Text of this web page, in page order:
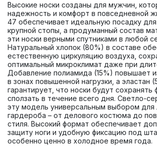
Высокие носки созданы для мужчин,
надежность и комфорт в повседневной
47 обеспечивает идеальную посадку
крупной стопы, а продуманный состав
эти носки верными спутниками в любой
Натуральный хлопок (80%) в составе
естественную циркуляцию воздуха,
оптимальный микроклимат даже при
Добавление полиамида (15%) повышает
в зонах повышенной нагрузки, а эластан
гарантирует, что носки будут сохранять
сползать в течение всего дня. Светло-
эту модель универсальным выбором для
гардероба – от делового костюма до
стиля. Высокий формат обеспечивает
защиту ноги и удобную фиксацию под
особенно ценно в холодное время года.